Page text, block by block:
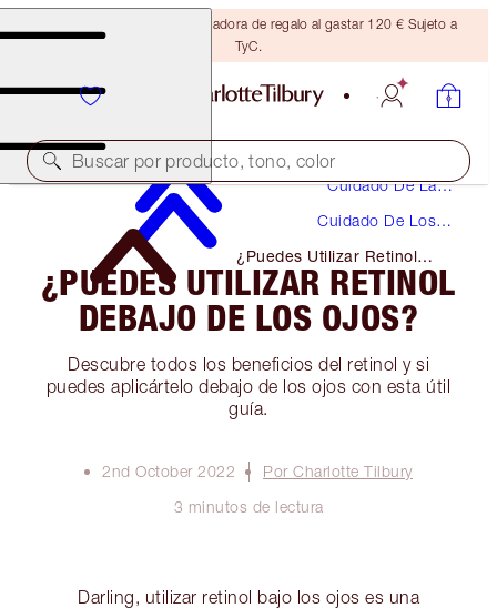
Consigue una brocha bronceadora de regalo al gastar 120 € Sujeto a
TyC.
Buscar por producto, tono, color
Cuidado De La
Cuidado De Los
¿Puedes Utilizar Retinol
Debajo De Los Ojos?
¿PUEDES UTILIZAR RETINOL
DEBAJO DE LOS OJOS?
Descubre todos los beneficios del retinol y si
puedes aplicártelo debajo de los ojos con esta útil
guía.
2nd October 2022
Por Charlotte Tilbury
3 minutos de lectura
Darling, utilizar retinol bajo los ojos es una